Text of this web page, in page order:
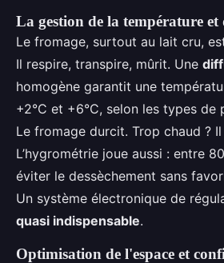
La gestion de la température
Le fromage, surtout au lait cru,
Il respire, transpire, mûrit. Une
homogène garantit une
+2°C et +6°C, selon les types de
Le fromage durcit. Trop chaud ?
L’hygrométrie joue aussi : entre
éviter le dessèchement sans
Un système électronique de
quasi indispensable.
Optimisation de l'espace et